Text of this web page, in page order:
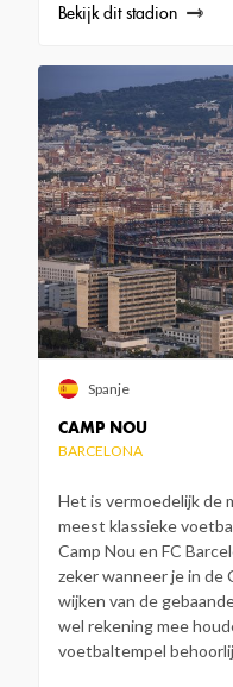
Bekijk dit stadion
CAMP NOU
BARCELONA
Het is vermoedelijk de
meest klassieke
Camp Nou en FC
zeker wanneer je in
wijken van de
wel rekening mee
voetbaltempel
Spanje